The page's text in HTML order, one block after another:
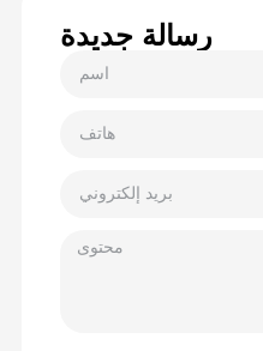
رسالة جديدة